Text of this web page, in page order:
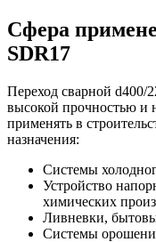
Сфера
SDR17
Переход сварной d400/
высокой прочностью и
применять в
назначения:
Системы
Устройство
химических
Ливневки,
Системы